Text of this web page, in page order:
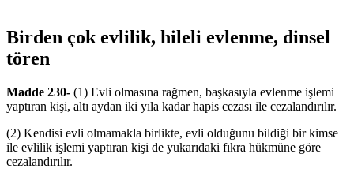
Birden çok evlilik, hileli evlenme, dinsel
tören
Madde 230- (1) Evli olmasına rağmen, başkasıyla evlenme işlemi
yaptıran kişi, altı aydan iki yıla kadar hapis cezası ile cezalandırılır.
(2) Kendisi evli olmamakla birlikte, evli olduğunu bildiği bir kimse
ile evlilik işlemi yaptıran kişi de yukarıdaki fıkra hükmüne göre
cezalandırılır.